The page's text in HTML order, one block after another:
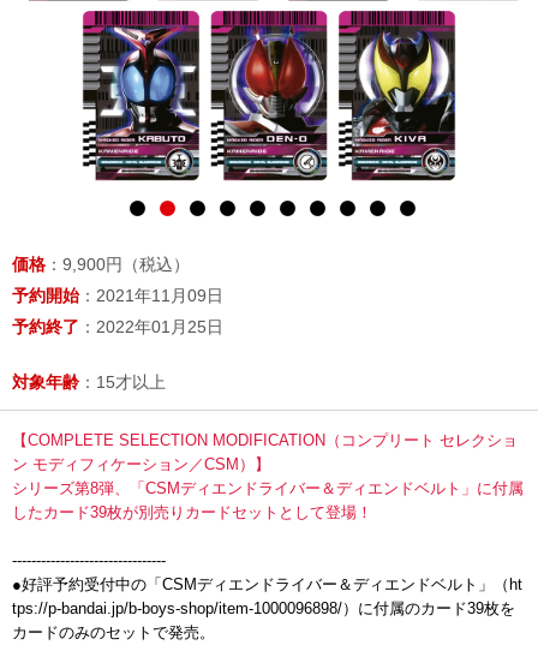
価格 ：9,900円（税込）
予約開始：2021年11月09日
予約終了 ：2022年01月25日
対象年齢 ：15才以上
【COMPLETE SELECTION MODIFICATION（コンプリート セレクショ
ン モディフィケーション／CSM）】
シリーズ第8弾、「CSMディエンドライバー＆ディエンドベルト」に付属
したカード39枚が別売りカードセットとして登場！
--------------------------------
●好評予約受付中の「CSMディエンドライバー＆ディエンドベルト」（ht
tps://p-bandai.jp/b-boys-shop/item-1000096898/）に付属のカード39枚を
カードのみのセットで発売。